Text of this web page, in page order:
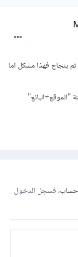
تم بنجاح فهذا مشكل اما
حساب،فسجل الدخول